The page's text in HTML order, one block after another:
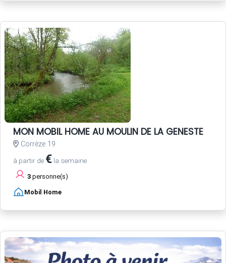
MON MOBIL HOME AU MOULIN DE LA GENESTE
Corrèze 19
à partir de € la semaine
3 personne(s)
Mobil Home